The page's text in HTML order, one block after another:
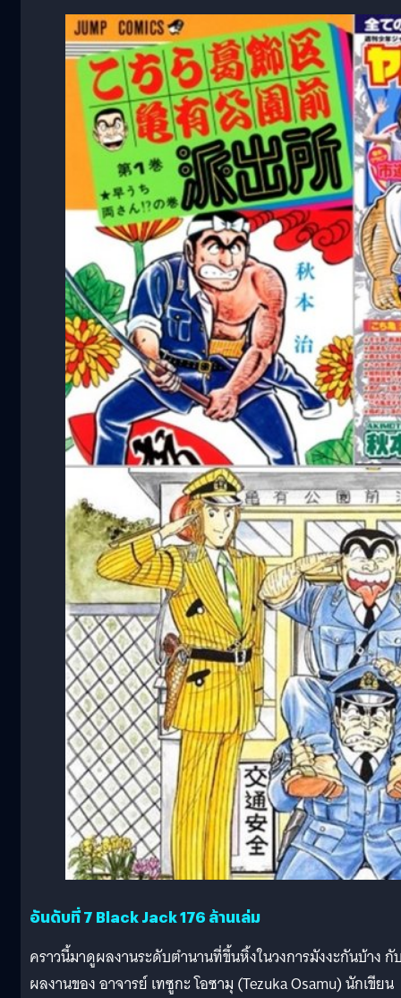
อันดับที่ 7 Black Jack 176 ล้านเล่ม
คราวนี้มาดูผลงานระดับตำนานที่ขึ้นหิ้งในวงการมังงะกันบ้าง กั
ผลงานของ อาจารย์ เทซูกะ โอซามุ (Tezuka Osamu) นักเขียน